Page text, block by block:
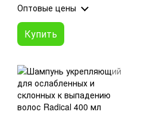
Оптовые цены
Купить